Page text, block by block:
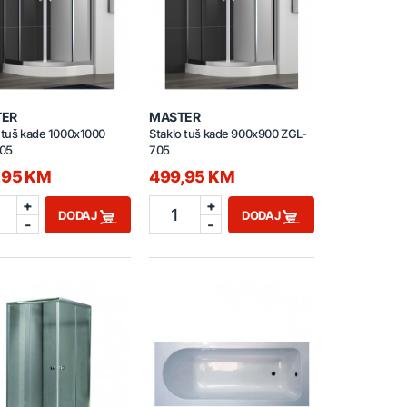
kade 1000x1000
KM
+
-
DODAJ
MASTER
Staklo tuš kade 900x900 ZGL-
705
499,95 KM
1
+
-
DODAJ